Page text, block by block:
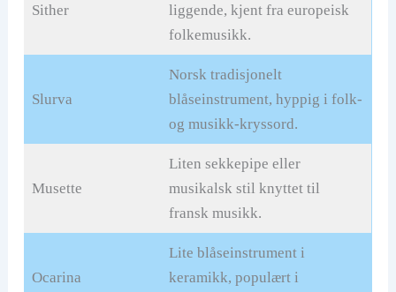
Sither
liggende, kjent fra europeisk
folkemusikk.
Slurva
Norsk tradisjonelt
blåseinstrument, hyppig i folk-
og musikk-kryssord.
Musette
Liten sekkepipe eller
musikalsk stil knyttet til
fransk musikk.
Ocarina
Lite blåseinstrument i
keramikk, populært i